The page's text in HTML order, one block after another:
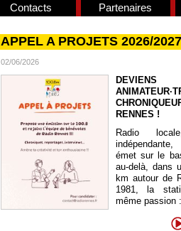
Contacts Partenaires
APPEL A PROJETS 2026/2027
02/06/2026
DEVIENS
RENNES !
Radio
indépendante,
émet sur le
au-delà, dans
km autour de
1981, la
même passion